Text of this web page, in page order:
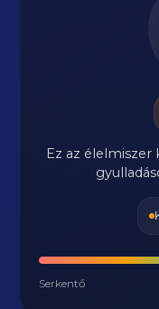
Ez az
Serkentő